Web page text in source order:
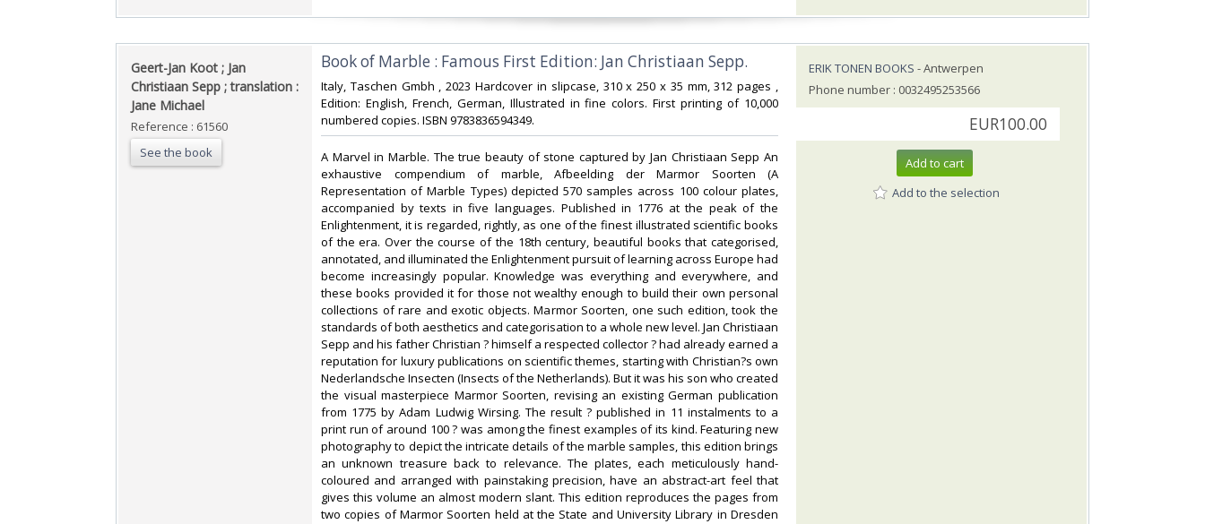
‎Geert-Jan Koot ; Jan
Christiaan Sepp ; translation :
Jane Michael‎
Reference : 61560
See the book
‎Book of Marble : Famous First Edition: Jan Christiaan Sepp.‎
‎Italy, Taschen Gmbh , 2023 Hardcover in slipcase, 310 x 250 x 35 mm, 312 pages ,
Edition: English, French, German, Illustrated in fine colors. First printing of 10,000
numbered copies. ISBN 9783836594349.‎
‎A Marvel in Marble. The true beauty of stone captured by Jan Christiaan Sepp An
exhaustive compendium of marble, Afbeelding der Marmor Soorten (A
Representation of Marble Types) depicted 570 samples across 100 colour plates,
accompanied by texts in five languages. Published in 1776 at the peak of the
Enlightenment, it is regarded, rightly, as one of the finest illustrated scientific books
of the era. Over the course of the 18th century, beautiful books that categorised,
annotated, and illuminated the Enlightenment pursuit of learning across Europe had
become increasingly popular. Knowledge was everything and everywhere, and
these books provided it for those not wealthy enough to build their own personal
collections of rare and exotic objects. Marmor Soorten, one such edition, took the
standards of both aesthetics and categorisation to a whole new level. Jan Christiaan
Sepp and his father Christian ? himself a respected collector ? had already earned a
reputation for luxury publications on scientific themes, starting with Christian?s own
Nederlandsche Insecten (Insects of the Netherlands). But it was his son who created
the visual masterpiece Marmor Soorten, revising an existing German publication
from 1775 by Adam Ludwig Wirsing. The result ? published in 11 instalments to a
print run of around 100 ? was among the finest examples of its kind. Featuring new
photography to depict the intricate details of the marble samples, this edition brings
an unknown treasure back to relevance. The plates, each meticulously hand-
coloured and arranged with painstaking precision, have an abstract-art feel that
gives this volume an almost modern slant. This edition reproduces the pages from
two copies of Marmor Soorten held at the State and University Library in Dresden
ERIK TONEN BOOKS - Antwerpen
Phone number : 0032495253566
EUR100.00
Add to cart
Add to the selection